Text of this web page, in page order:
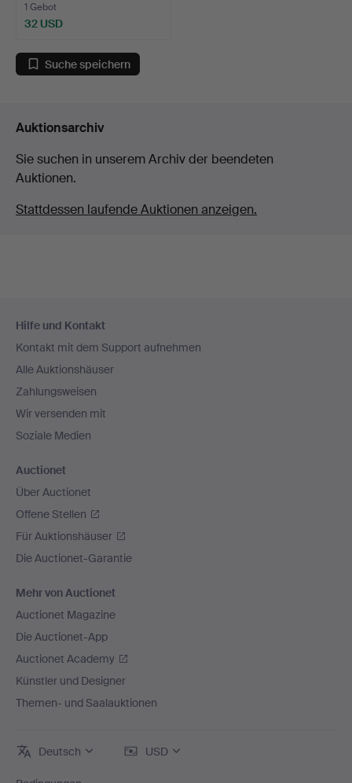
1 Gebot
32 USD
Suche speichern
Auktionsarchiv
Sie suchen in unserem Archiv der beendeten
Auktionen.
Stattdessen laufende Auktionen anzeigen.
Navigation
Hilfe und Kontakt
Kontakt mit dem Support aufnehmen
Alle Auktionshäuser
Zahlungsweisen
Wir versenden mit
Soziale Medien
Auctionet
Über Auctionet
Offene Stellen
Für Auktionshäuser
Die Auctionet-Garantie
Mehr von Auctionet
Auctionet Magazine
Die Auctionet-App
Auctionet Academy
Künstler und Designer
Themen- und Saalauktionen
Deutsch USD